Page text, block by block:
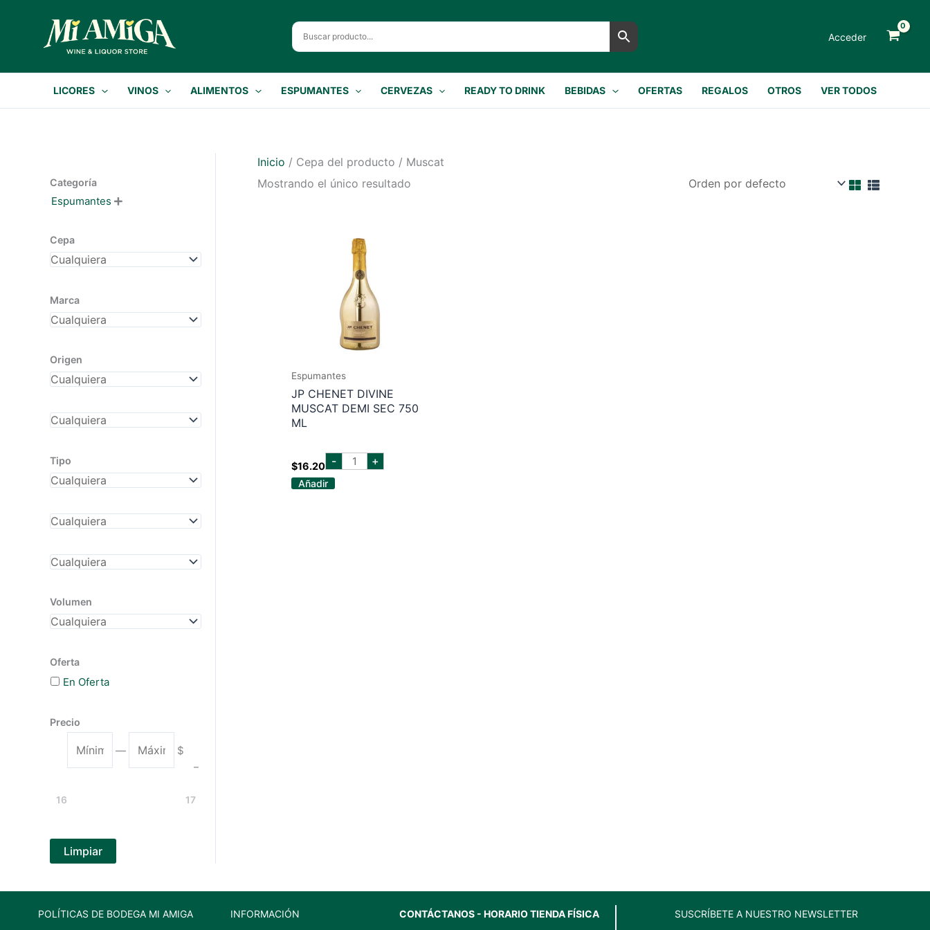
contenido
Acceder
LICORES VINOS ALIMENTOS ESPUMANTES CERVEZAS READY TO DRINK BEBIDAS OFERTAS REGALOS OTROS VER TODOS
Categoría
Espumantes 
Cepa
Marca
Origen
Tipo
Volumen
Oferta
En Oferta
Precio
o
— $
–
16 17
Limpiar
Inicio / Cepa del producto / Muscat
Mostrando el único resultado
Espumantes
JP CHENET DIVINE
MUSCAT DEMI SEC 750
ML
$16.20 - jp
chenet
+
Añadir
POLÍTICAS DE BODEGA MI AMIGA INFORMACIÓN CONTÁCTANOS - HORARIO TIENDA FÍSICA SUSCRÍBETE A NUESTRO NEWSLETTER